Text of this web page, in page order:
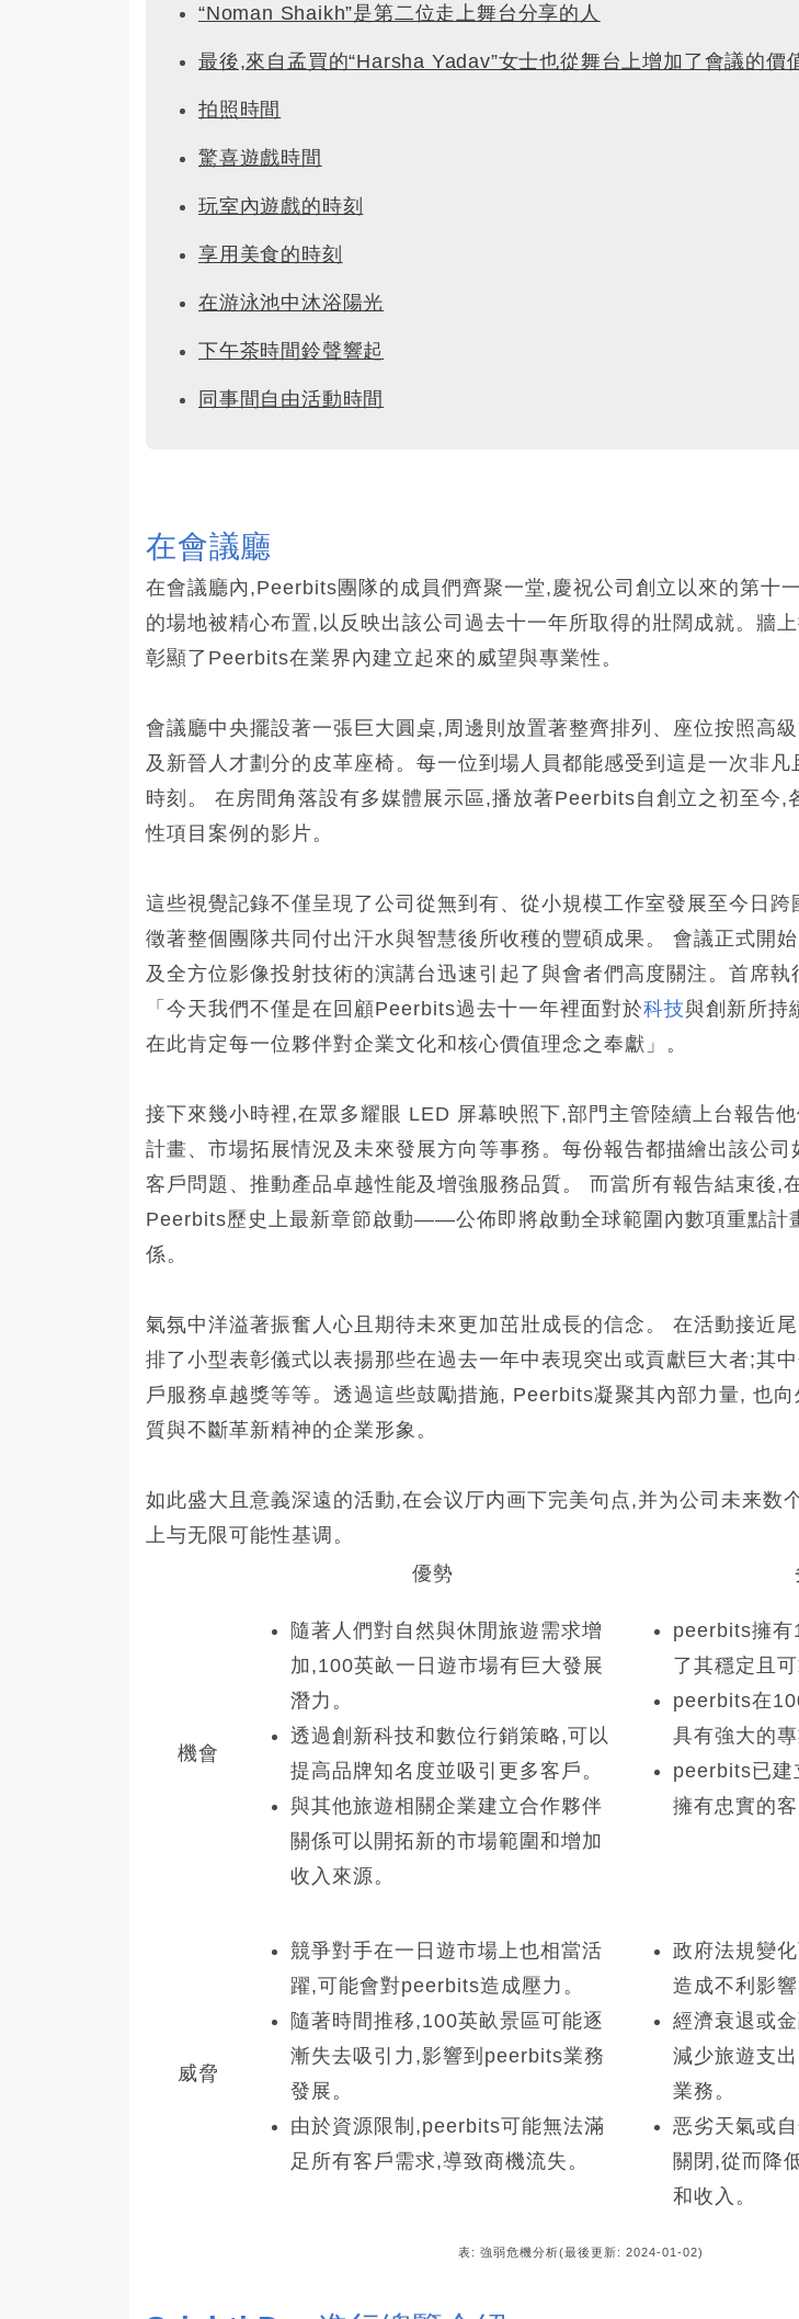
“Noman Shaikh”是第二位走上舞台分享的人
最後,來自孟買的“Harsha Yadav”女士也從舞台上增加了會議的價
拍照時間
驚喜遊戲時間
玩室內遊戲的時刻
享用美食的時刻
在游泳池中沐浴陽光
下午茶時間鈴聲響起
同事間自由活動時間
在會議廳
在會議廳內,Peerbits團隊的成員們齊聚一堂,慶祝公司創立以來的第十
的場地被精心布置,以反映出該公司過去十一年所取得的壯闊成就。牆
彰顯了Peerbits在業界內建立起來的威望與專業性。
會議廳中央擺設著一張巨大圓桌,周邊則放置著整齊排列、座位按照高
及新晉人才劃分的皮革座椅。每一位到場人員都能感受到這是一次非凡
時刻。 在房間角落設有多媒體展示區,播放著Peerbits自創立之初至今,
性項目案例的影片。
這些視覺記錄不僅呈現了公司從無到有、從小規模工作室發展至今日跨
徵著整個團隊共同付出汗水與智慧後所收穫的豐碩成果。 會議正式開
及全方位影像投射技術的演講台迅速引起了與會者們高度關注。首席執
「今天我們不僅是在回顧Peerbits過去十一年裡面對於科技與創新所持
在此肯定每一位夥伴對企業文化和核心價值理念之奉獻」。
接下來幾小時裡,在眾多耀眼 LED 屏幕映照下,部門主管陸續上台報告
計畫、市場拓展情況及未來發展方向等事務。每份報告都描繪出該公司
客戶問題、推動產品卓越性能及增強服務品質。 而當所有報告結束後,
Peerbits歷史上最新章節啟動——公佈即將啟動全球範圍內數項重點計
係。
氣氛中洋溢著振奮人心且期待未來更加茁壯成長的信念。 在活動接近
排了小型表彰儀式以表揚那些在過去一年中表現突出或貢獻巨大者;其
戶服務卓越獎等等。透過這些鼓勵措施, Peerbits凝聚其內部力量, 也
質與不斷革新精神的企業形象。
如此盛大且意義深遠的活動,在会议厅内画下完美句点,并为公司未来数
上与无限可能性基调。
優勢
機會
隨著人們對自然與休閒旅遊需求增
加,100英畝一日遊市場有巨大發展
潛力。
透過創新科技和數位行銷策略,可以
提高品牌知名度並吸引更多客戶。
與其他旅遊相關企業建立合作夥伴
關係可以開拓新的市場範圍和增加
收入來源。
peerbits擁有
了其穩定且
peerbits在
具有強大的
peerbits已建
擁有忠實的客
威脅
競爭對手在一日遊市場上也相當活
躍,可能會對peerbits造成壓力。
隨著時間推移,100英畝景區可能逐
漸失去吸引力,影響到peerbits業務
發展。
由於資源限制,peerbits可能無法滿
足所有客戶需求,導致商機流失。
政府法規變
造成不利影響
經濟衰退或
減少旅遊支
業務。
恶劣天氣或
關閉,從而降
和收入。
表: 強弱危機分析(最後更新: 2024-01-02)